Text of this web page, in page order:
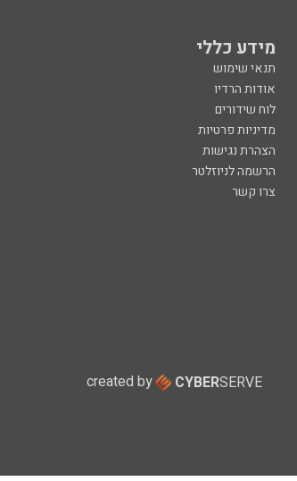
מידע כללי
תנאי שימוש
אודות הרדיו
לוח שידורים
מדיניות פרטיות
הצהרת נגישות
הרשמה לניוזלטר
צרו קשר
created by CYBERSERVE